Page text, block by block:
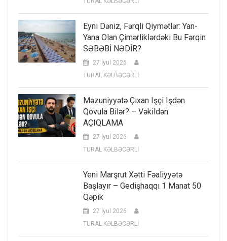
Eyni Dəniz, Fərqli Qiymətlər: Yan-
Yana Olan Çimərliklərdəki Bu Fərqin
SƏBƏBİ NƏDİR?
27 İyul 2026
TURAL KƏLBƏCƏRLİ
Məzuniyyətə Çıxan Işçi Işdən
Qovula Bilər? – Vəkildən
AÇIQLAMA
27 İyul 2026
TURAL KƏLBƏCƏRLİ
Yeni Marşrut Xətti Fəaliyyətə
Başlayır – Gedişhaqqı 1 Manat 50
Qəpik
27 İyul 2026
TURAL KƏLBƏCƏRLİ